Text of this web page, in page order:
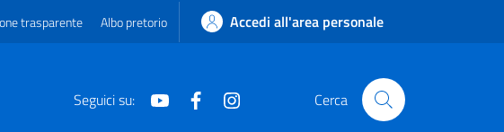
trasparente Albo pretorio Accedi all'area personale
Seguici su: Youtube Facebook Cerca